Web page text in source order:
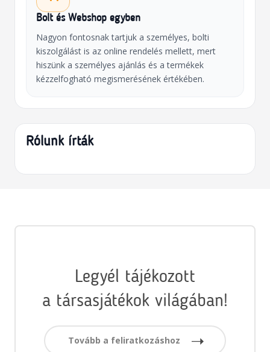
Bolt és Webshop egyben
Nagyon fontosnak tartjuk a személyes, bolti
kiszolgálást is az online rendelés mellett, mert
hiszünk a személyes ajánlás és a termékek
kézzelfogható megismerésének értékében.
Rólunk írták
Legyél tájékozott
a társasjátékok világában!
Tovább a feliratkozáshoz